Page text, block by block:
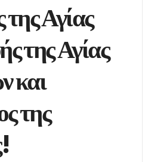
Αγίας
της Αγίας
και
της